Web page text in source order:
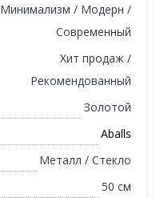
Минимализм / Модерн /
Современный
Хит продаж /
Рекомендованный
Золотой
Aballs
Металл / Стекло
50 см